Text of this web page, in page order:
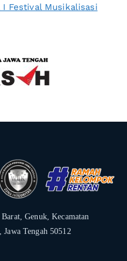
I Festival Musikalisasi
Genuk, Kecamatan
Jawa Tengah 50512